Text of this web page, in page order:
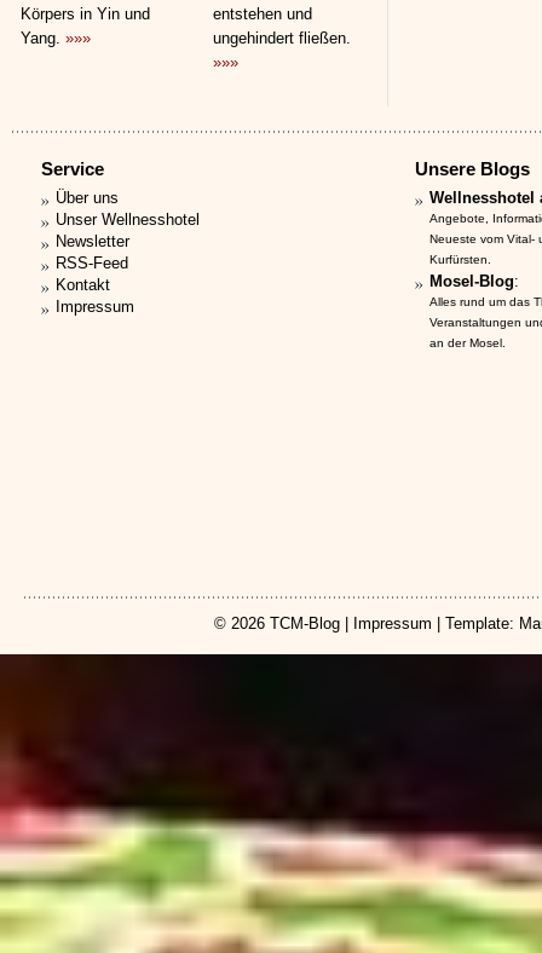
Körpers in Yin und
Yang. »»»
entstehen und
ungehindert fließen.
»»»
Service
Über uns
Unser Wellnesshotel
Newsletter
RSS-Feed
Kontakt
Impressum
Unsere Blogs
Wellnesshotel
Angebote,
Neueste vom Vital-
Kurfürsten.
Mosel-Blog:
Alles rund um das
Veranstaltungen
an der Mosel.
© 2026 TCM-Blog| Impressum | Template: